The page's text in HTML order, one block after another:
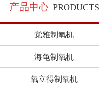
产品中心 PRODUCTS
觉雅制氧机
海龟制氧机
氧立得制氧机